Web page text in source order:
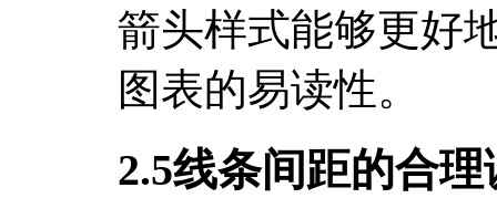
箭头样式能够更好
图表的易读性。
2.5线条间距的合理